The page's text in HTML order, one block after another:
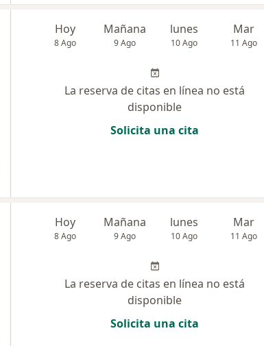
Hoy
8 Ago
Mañana
9 Ago
lunes
10 Ago
Mar
11 Ago
La reserva de citas en línea no está
disponible
Solicita una cita
Hoy
8 Ago
Mañana
9 Ago
lunes
10 Ago
Mar
11 Ago
La reserva de citas en línea no está
disponible
Solicita una cita